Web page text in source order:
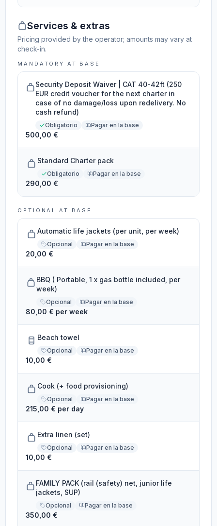
Services & extras
Pricing provided by the operator; amounts may vary at
check-in.
MANDATORY AT BASE
Security Deposit Waiver | CAT 40-42ft (250
EUR credit voucher for the next charter in
case of no damage/loss upon redelivery. No
cash refund)
Obligatorio Pagar en la base
500,00 €
Standard Charter pack
Obligatorio Pagar en la base
290,00 €
OPTIONAL AT BASE
Automatic life jackets (per unit, per week)
Opcional Pagar en la base
20,00 €
BBQ ( Portable, 1 x gas bottle included, per
week)
Opcional Pagar en la base
80,00 € per week
Beach towel
Opcional Pagar en la base
10,00 €
Cook (+ food provisioning)
Opcional Pagar en la base
215,00 € per day
Extra linen (set)
Opcional Pagar en la base
10,00 €
FAMILY PACK (rail (safety) net, junior life
jackets, SUP)
Opcional Pagar en la base
350,00 €